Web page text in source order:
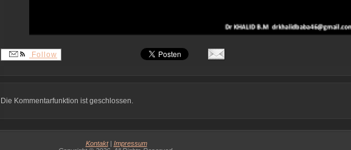
Follow
Die Kommentarfunktion ist geschlossen.
Kontakt| Impressum